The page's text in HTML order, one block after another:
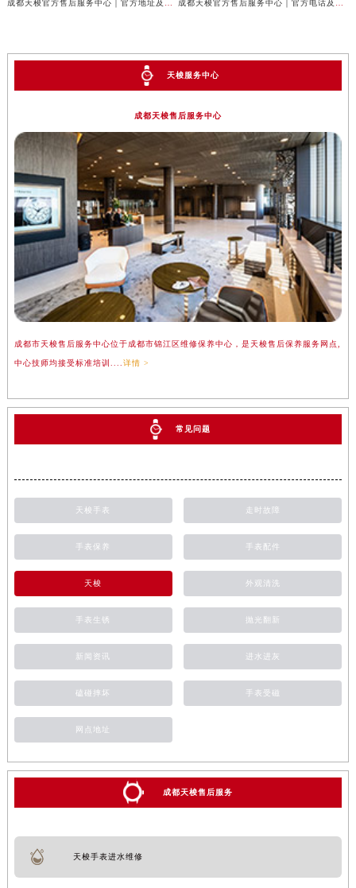
天梭服务中心
成都天梭售后服务中心
成都市天梭售后服务中心位于成都市锦江区维修保养中心，是天梭售后保养服务网点,
中心技师均接受标准培训.... 详情 >
常见问题
天梭手表 走时故障
手表保养 手表配件
天梭 外观清洗
手表生锈 抛光翻新
新闻资讯 进水进灰
磕碰摔坏 手表受磁
网点地址
成都天梭售后服务
天梭手表进水维修